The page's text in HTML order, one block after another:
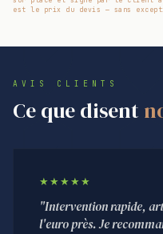
est le prix du devis — sans
AVIS CLIENTS
Ce que disent
★★★★★
"Intervention rapide,
l'euro près. Je